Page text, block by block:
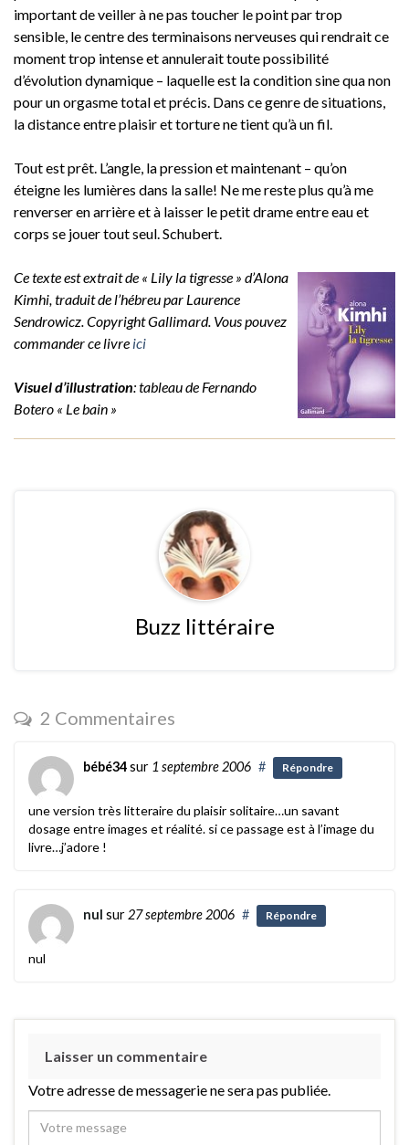
important de veiller à ne pas toucher le point par trop
sensible, le centre des terminaisons nerveuses qui rendrait ce
moment trop intense et annulerait toute possibilité
d’évolution dynamique – laquelle est la condition sine qua non
pour un orgasme total et précis. Dans ce genre de situations,
la distance entre plaisir et torture ne tient qu’à un fil.
Tout est prêt. L’angle, la pression et maintenant – qu’on
éteigne les lumières dans la salle! Ne me reste plus qu’à me
renverser en arrière et à laisser le petit drame entre eau et
corps se jouer tout seul. Schubert.
Ce texte est extrait de « Lily la tigresse » d’Alona
Kimhi, traduit de l’hébreu par Laurence
Sendrowicz. Copyright Gallimard. Vous pouvez
commander ce livre ici
Visuel d’illustration: tableau de Fernando
Botero « Le bain »
Buzz littéraire
2 Commentaires
bébé34sur 1 septembre 2006 # Répondre
une version très litteraire du plaisir solitaire…un savant
dosage entre images et réalité. si ce passage est à l’image du
livre…j’adore !
nul sur 27 septembre 2006 # Répondre
nul
Laisser un commentaire
Votre adresse de messagerie ne sera pas publiée.